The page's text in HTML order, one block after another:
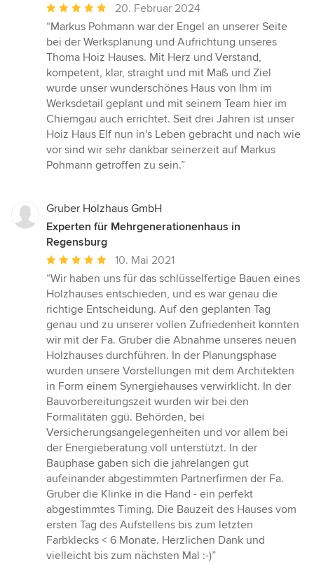
Durchschnittliche
Bewertung:
5
von
5
Sternen
20. Februar 2024
“Markus Pohmann war der Engel an unserer Seite
bei der Werksplanung und Aufrichtung unseres
Thoma Hoiz Hauses. Mit Herz und Verstand,
kompetent, klar, straight und mit Maß und Ziel
wurde unser wunderschönes Haus von Ihm im
Werksdetail geplant und mit seinem Team hier im
Chiemgau auch errichtet. Seit drei Jahren ist unser
Hoiz Haus Elf nun in's Leben gebracht und nach wie
vor sind wir sehr dankbar seinerzeit auf Markus
Pohmann getroffen zu sein.”
Gruber Holzhaus GmbH
Experten für Mehrgenerationenhaus in
Regensburg
Durchschnittliche
Bewertung:
5
von
5
Sternen
10. Mai 2021
“Wir haben uns für das schlüsselfertige Bauen eines
Holzhauses entschieden, und es war genau die
richtige Entscheidung. Auf den geplanten Tag
genau und zu unserer vollen Zufriedenheit konnten
wir mit der Fa. Gruber die Abnahme unseres neuen
Holzhauses durchführen. In der Planungsphase
wurden unsere Vorstellungen mit dem Architekten
in Form einem Synergiehauses verwirklicht. In der
Bauvorbereitungszeit wurden wir bei den
Formalitäten ggü. Behörden, bei
Versicherungsangelegenheiten und vor allem bei
der Energieberatung voll unterstützt. In der
Bauphase gaben sich die jahrelangen gut
aufeinander abgestimmten Partnerfirmen der Fa.
Gruber die Klinke in die Hand - ein perfekt
abgestimmtes Timing. Die Bauzeit des Hauses vom
ersten Tag des Aufstellens bis zum letzten
Farbklecks < 6 Monate. Herzlichen Dank und
vielleicht bis zum nächsten Mal :-)”